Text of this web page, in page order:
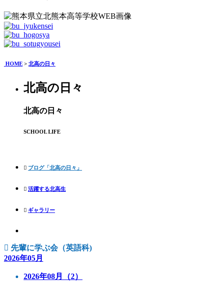
HOME > 北高の日々
北高の日々
北高の日々
SCHOOL LIFE
ブログ「北高の日々」
活躍する北高生
ギャラリー
先輩に学ぶ会（英語科)
2026年05月
2026年08月（2）